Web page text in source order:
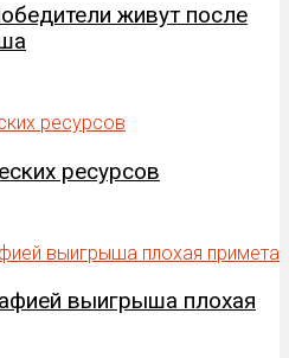
живут после
ресурсов
выигрыша плохая